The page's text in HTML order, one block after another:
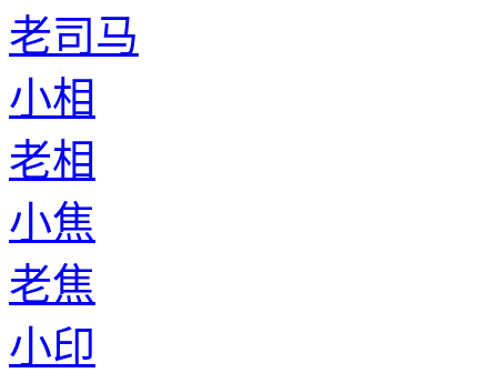
老司马
小相
老相
小焦
老焦
小印